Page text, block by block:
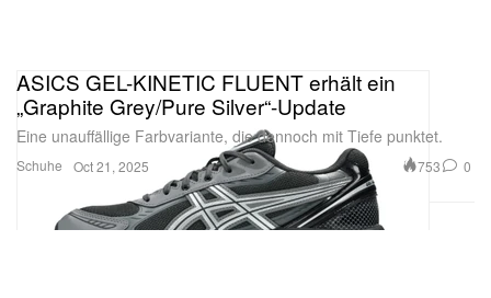
Schuhe
ASICS GEL-KINETIC FLUENT erhält ein
„Graphite Grey/Pure Silver“-Update
Eine unauffällige Farbvariante, die dennoch mit Tiefe punktet.
Oct 21, 2025 753 0